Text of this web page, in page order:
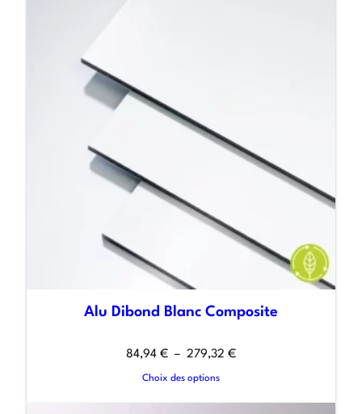
Alu Dibond Blanc Composite
84,94 € – 279,32 €
Choix des options